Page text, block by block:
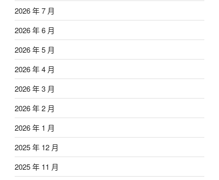
2026 年 7 月
2026 年 6 月
2026 年 5 月
2026 年 4 月
2026 年 3 月
2026 年 2 月
2026 年 1 月
2025 年 12 月
2025 年 11 月